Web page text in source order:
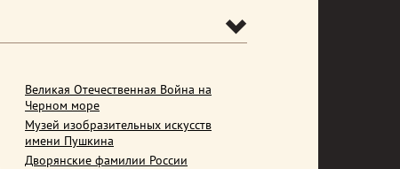
Великая Отечественная Война на
Черном море
Музей изобразительных искусств
имени Пушкина
Дворянские фамилии России